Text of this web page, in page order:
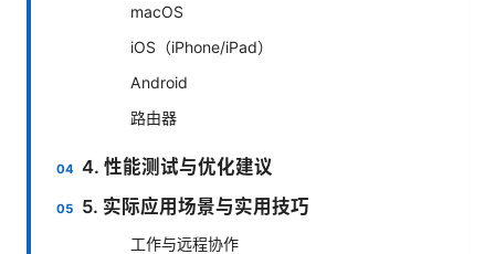
macOS
iOS（iPhone/iPad）
Android
路由器
4. 性能测试与优化建议
5. 实际应用场景与实用技巧
工作与远程协作